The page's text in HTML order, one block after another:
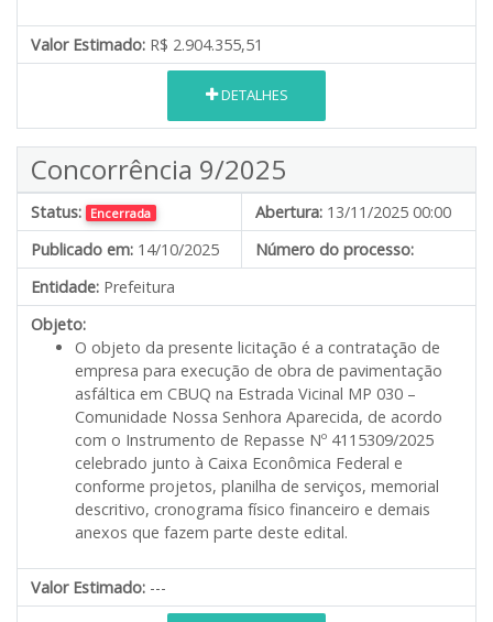
Valor Estimado: R$ 2.904.355,51
DETALHES
Concorrência 9/2025
Status: Encerrada Abertura: 13/11/2025 00:00
Publicado em: 14/10/2025
Número do processo:
Entidade: Prefeitura
Objeto:
O objeto da presente licitação é a contratação de
empresa para execução de obra de pavimentação
asfáltica em CBUQ na Estrada Vicinal MP 030 –
Comunidade Nossa Senhora Aparecida, de acordo
com o Instrumento de Repasse Nº 4115309/2025
celebrado junto à Caixa Econômica Federal e
conforme projetos, planilha de serviços, memorial
descritivo, cronograma físico financeiro e demais
anexos que fazem parte deste edital.
Valor Estimado: ---